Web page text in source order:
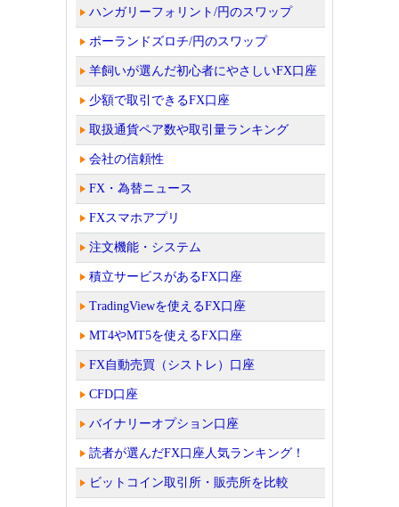
ハンガリーフォリント/円のスワップ
ポーランドズロチ/円のスワップ
羊飼いが選んだ初心者にやさしいFX口座
少額で取引できるFX口座
取扱通貨ペア数や取引量ランキング
会社の信頼性
FX・為替ニュース
FXスマホアプリ
注文機能・システム
積立サービスがあるFX口座
TradingViewを使えるFX口座
MT4やMT5を使えるFX口座
FX自動売買（シストレ）口座
CFD口座
バイナリーオプション口座
読者が選んだFX口座人気ランキング！
ビットコイン取引所・販売所を比較